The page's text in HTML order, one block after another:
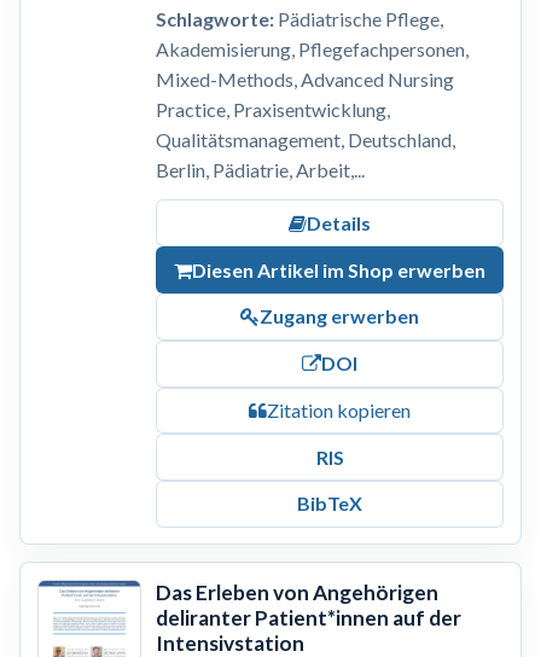
Schlagworte:Pädiatrische Pflege,
Akademisierung, Pflegefachpersonen,
Mixed-Methods, Advanced Nursing
Practice, Praxisentwicklung,
Qualitätsmanagement, Deutschland,
Berlin, Pädiatrie, Arbeit,...
Details
Diesen Artikel im Shop erwerben
Zugang erwerben
DOI
Zitation kopieren
RIS
BibTeX
Das Erleben von Angehörigen
deliranter Patient*innen auf der
Intensivstation